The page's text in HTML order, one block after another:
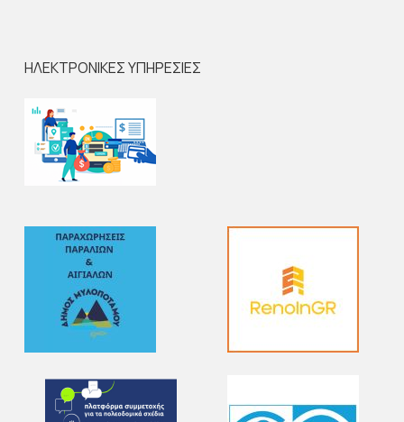
ΗΛΕΚΤΡΟΝΙΚΕΣ ΥΠΗΡΕΣΙΕΣ